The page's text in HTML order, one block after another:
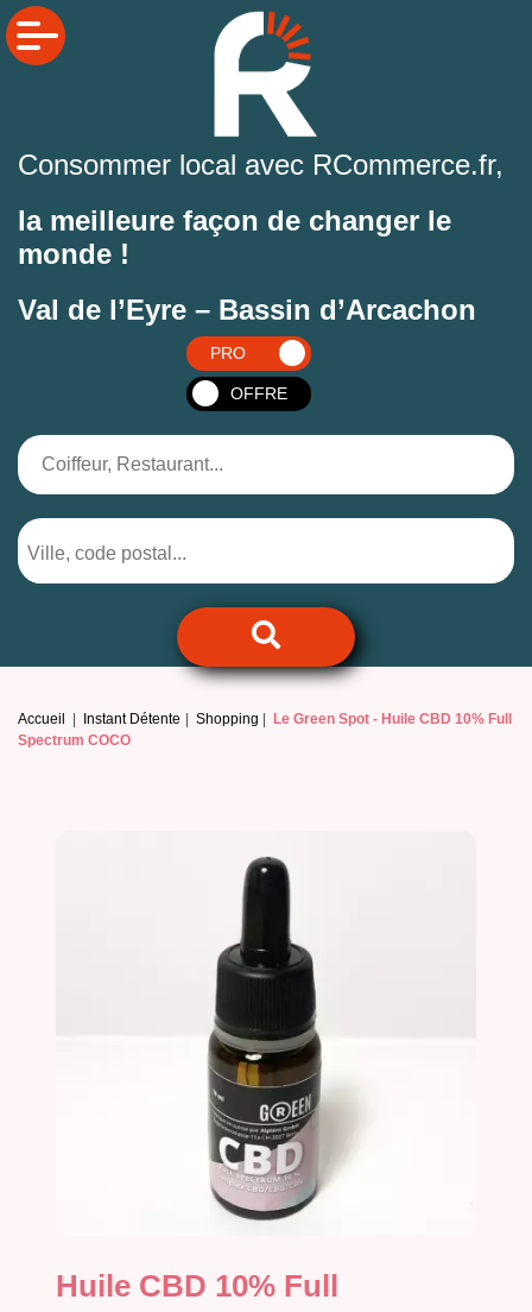
Consommer local avec RCommerce.fr,
la meilleure façon de changer le
monde !
Val de l’Eyre – Bassin d’Arcachon
PRO
OFFRE
Accueil Instant Détente Shopping Le Green Spot - Huile CBD 10% Full
Spectrum COCO
Huile CBD 10% Full